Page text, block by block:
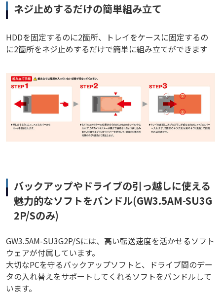
ネジ止めするだけの簡単組み立て
HDDを固定するのに2箇所、トレイをケースに固定するの
に2箇所をネジ止めするだけで簡単に組み立てができます
バックアップやドライブの引っ越しに使える
魅力的なソフトをバンドル(GW3.5AM-SU3G
2P/Sのみ)
GW3.5AM-SU3G2P/Sには、高い転送速度を活かせるソフト
ウェアが付属しています。
大切なPCを守るバックアップソフトと、ドライブ間のデー
タの入れ替えをサポートしてくれるソフトをバンドルして
います。